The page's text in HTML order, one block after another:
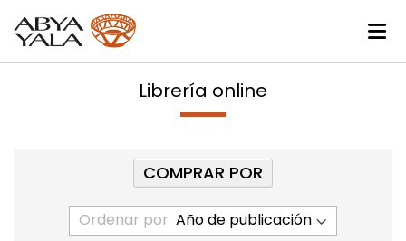
Librería online
Ordenar por
COMPRAR POR